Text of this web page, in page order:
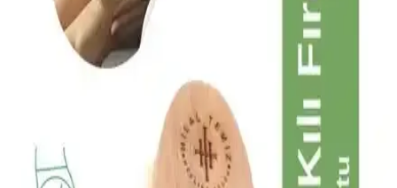
Kafein, güzellik ürünlerinde cilt ve bölgesel uygulamalarda
kullanılır. Antioksidan ve uyarıcı etkileriyle cilt sağlığını destekler,
dikkatli kullanım ve uzman önerileri önemlidir.
Kafein İçeren Kozmetik Ürünlerin Faydaları ve
Kullanım Alanları Hakkında Detaylı Bilgi
Kafein içeren kozmetik ürünler cilt sıkılaştırma, selülit ve şişlik
azaltma gibi avantajlar sağlar, düzenli kullanımda görünümde
belirgin iyileşme sağlar.